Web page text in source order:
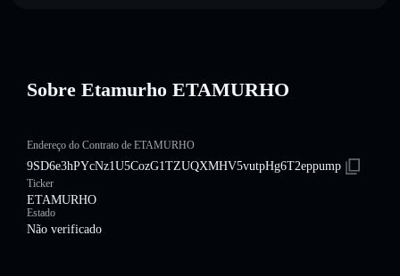
Sobre Etamurho ETAMURHO
Endereço do Contrato de ETAMURHO
9SD6e3hPYcNz1U5CozG1TZUQXMHV5vutpHg6T2eppump
Ticker
ETAMURHO
Estado
Não verificado